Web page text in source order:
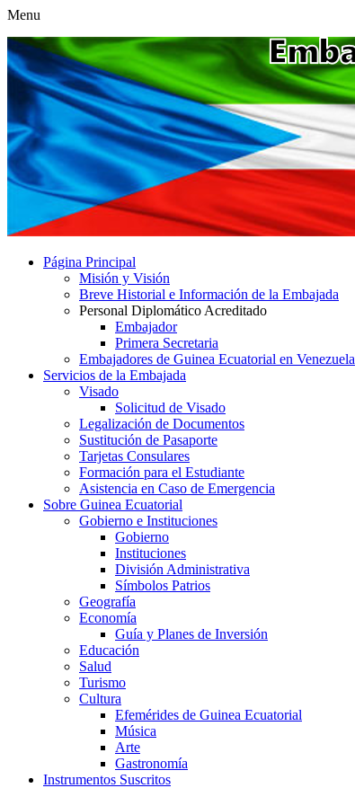
Menu
Página Principal
Misión y Visión
Breve Historial e Información de la Embajada
Personal Diplomático Acreditado
Embajador
Primera Secretaria
Embajadores de Guinea Ecuatorial en Venezuela
Servicios de la Embajada
Visado
Solicitud de Visado
Legalización de Documentos
Sustitución de Pasaporte
Tarjetas Consulares
Formación para el Estudiante
Asistencia en Caso de Emergencia
Sobre Guinea Ecuatorial
Gobierno e Instituciones
Gobierno
Instituciones
División Administrativa
Símbolos Patrios
Geografía
Economía
Guía y Planes de Inversión
Educación
Salud
Turismo
Cultura
Efemérides de Guinea Ecuatorial
Música
Arte
Gastronomía
Instrumentos Suscritos